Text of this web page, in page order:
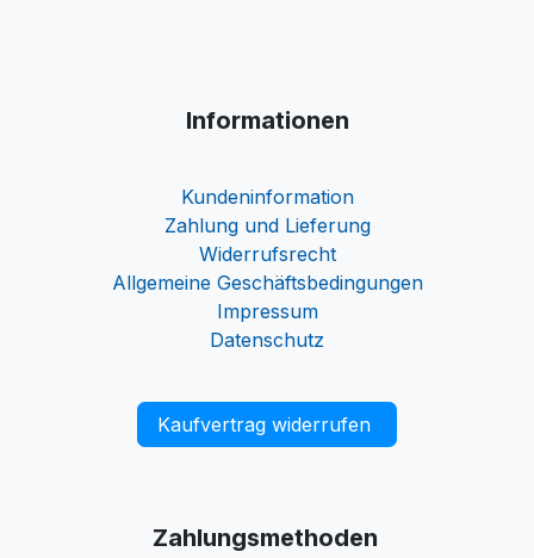
Informationen
Kundeninformation
Zahlung und Lieferung
Widerrufsrecht
Allgemeine Geschäftsbedingungen
Impressum
Datenschutz
Kaufvertrag widerrufen
Zahlungsmethoden